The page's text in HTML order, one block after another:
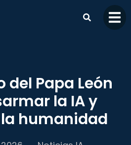
del Papa León
la IA y
humanidad